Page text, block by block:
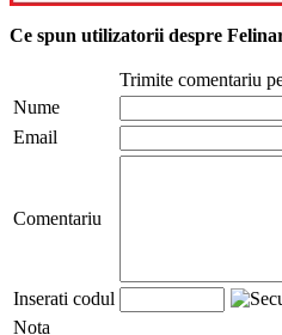
Ce spun utilizatorii despre
Trimite comentariu
Nume
Email
Comentariu
Inserati codul
Nota